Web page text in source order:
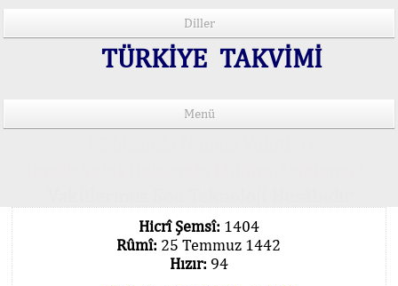
Diller
TÜRKİYE TAKVİMİ
Menü
Hicrî Şemsî: 1404
Rûmî: 25 Temmuz 1442
Hızır: 94